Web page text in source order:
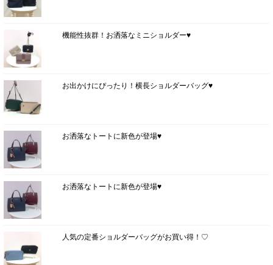
機能性抜群！お洒落なミニショルダー♥
お出かけにぴったり！横長ショルダーバッグ♥
お洒落なトートに新色が登場♥
お洒落なトートに新色が登場♥
人気の定番ショルダーバッグがお買い得！♡